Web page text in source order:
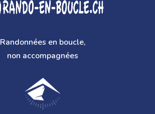
Randonnées en boucle,
non accompagnées